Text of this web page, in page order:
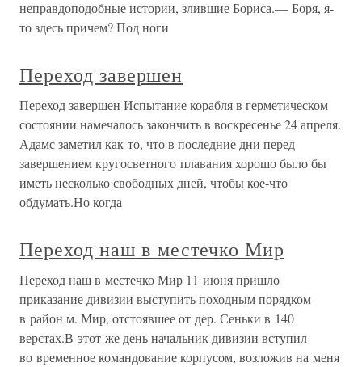
неправдоподобные истории, злившие Бориса.— Боря, я-
то здесь причем? Под ноги
Переход завершен
Переход завершен Испытание корабля в герметическом
состоянии намечалось закончить в воскресенье 24 апреля.
Адамс заметил как-то, что в последние дни перед
завершением кругосветного плавания хорошо было бы
иметь несколько свободных дней, чтобы кое-что
обдумать.Но когда
Переход наш в местечко Мир
Переход наш в местечко Мир 11 июня пришло
приказание дивизии выступить походным порядком
в район м. Мир, отстоявшее от дер. Сеньки в 140
верстах.В этот же день начальник дивизии вступил
во временное командование корпусом, возложив на меня